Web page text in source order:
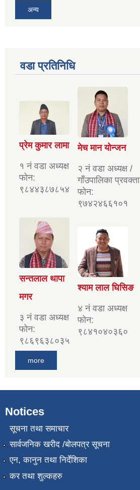
अन्य
वडा प्रतिनिधि
प्रेम कुमार लामा
१ नं वडा अध्यक्ष
फोन:
९८४४३८७८५४
मेच मान योन्जन
२ नं वडा अध्यक्ष /
गाँउपालिका प्रवक्ता
फोन:
९७४२४६६१०१
सन्तलाल थापा
मगर
३ नं वडा अध्यक्ष
फोन:
९८६९६३८०३५
श्याम लाल घिसिङ
४ नं वडा अध्यक्ष
फोन:
९८४१०४०३६०
more
Notices
सूचना तथा समाचार
सार्वजनिक खरीद /बोलपत्र सूचना
एन, कानुन तथा निर्देशिका
कर तथा शुल्कहरु